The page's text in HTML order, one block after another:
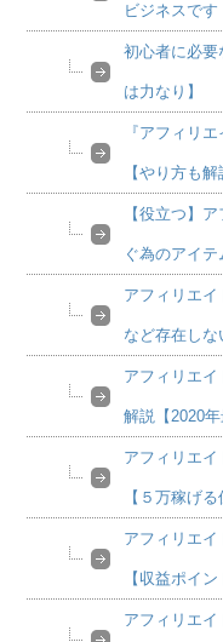
ビジネスです
初心者に必要
は力なり】
『アフィリ
【やり方も解
【役立つ】
ぐ為のアイテ
アフィリエ
など存在しな
アフィリエ
解説【2020年
アフィリエ
【５万稼げる
アフィリエ
【収益ポイン
アフィリエ